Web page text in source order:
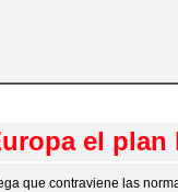
el
que contraviene las